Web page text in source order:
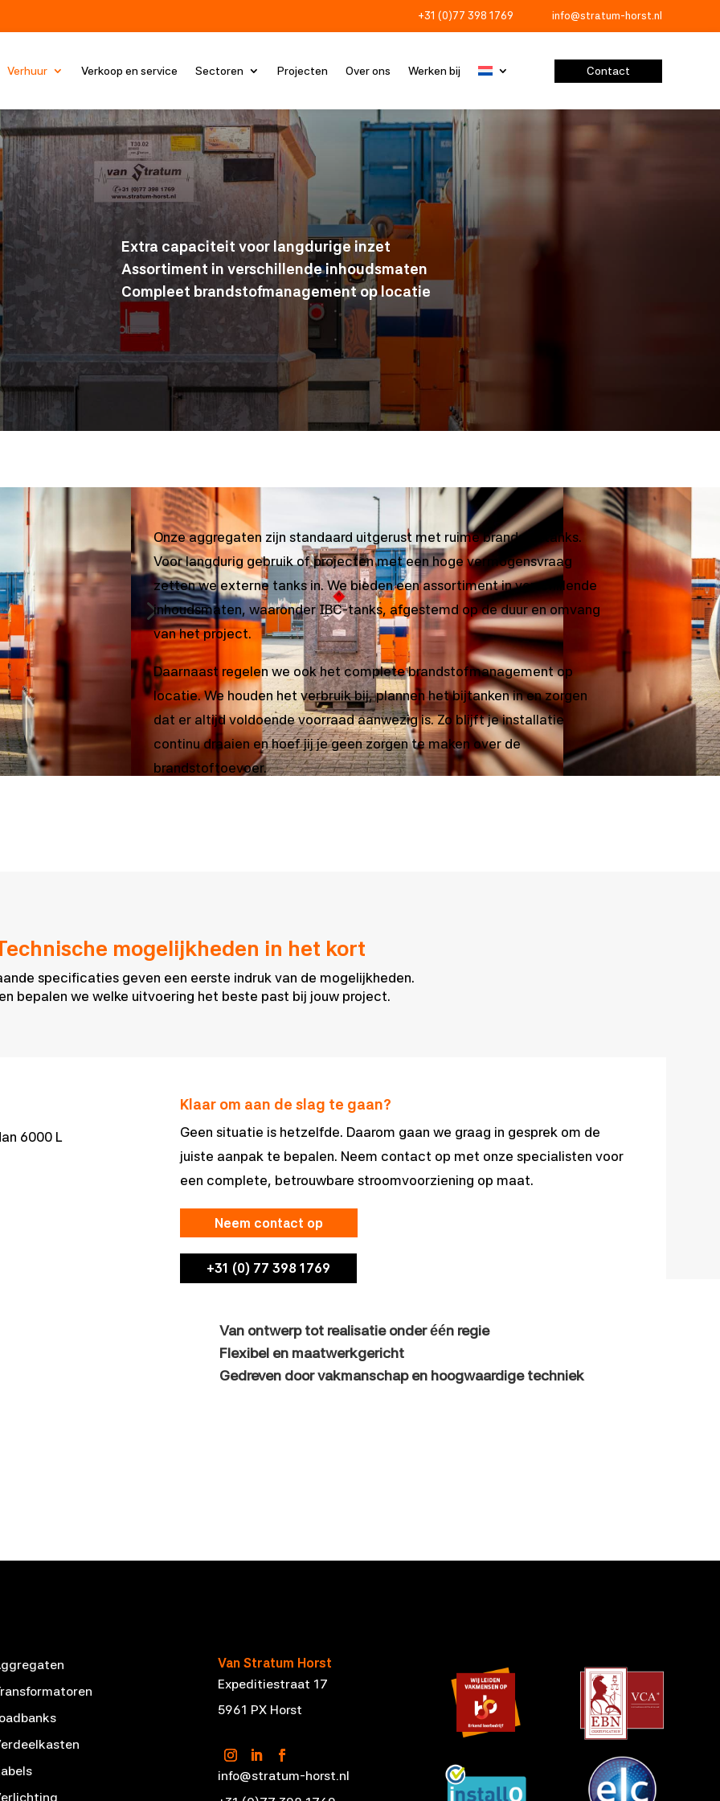
info@stratum-horst.nl
+31 (0)77 398 1769
Verhuur Verkoop en service Sectoren Projecten Over ons Werken bij Contact
Extra capaciteit voor langdurige inzet
Assortiment in verschillende inhoudsmaten
Compleet brandstofmanagement op locatie
5
Onze aggregaten zijn standaard uitgerust met ruime brandstoftanks.
Voor langdurig gebruik of projecten met een hoge vermogensvraag
zetten we externe tanks in. We bieden een assortiment in verschillende
inhoudsmaten, waaronder IBC-tanks, afgestemd op de duur en omvang
van het project.
Daarnaast regelen we ook het complete brandstofmanagement op
locatie. We houden het verbruik bij, plannen het bijtanken in en zorgen
dat er altijd voldoende voorraad aanwezig is. Zo blijft je installatie
continu draaien en hoef jij je geen zorgen te maken over de
brandstoftoevoer.
mogelijkheden in het kort
specificaties geven een eerste indruk van de mogelijkheden.
bepalen we welke uitvoering het beste past bij jouw project.
6000 L
Klaar om aan de slag te gaan?
Geen situatie is hetzelfde. Daarom gaan we graag in gesprek om de
juiste aanpak te bepalen. Neem contact op met onze specialisten voor
een complete, betrouwbare stroomvoorziening op maat.
Neem contact op
+31 (0) 77 398 1769
Van ontwerp tot realisatie onder één regie
Flexibel en maatwerkgericht
Gedreven door vakmanschap en hoogwaardige techniek
Van Stratum Horst
Expeditiestraat 17
5961 PX Horst
info@stratum-horst.nl